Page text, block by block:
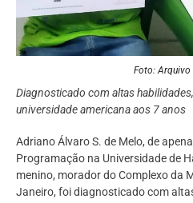
Foto: Arquivo
Diagnosticado com altas
universidade americana aos 7 anos
Adriano Álvaro S. de Melo, de
Programação na Universidade de
menino, morador do Complexo da
Janeiro, foi diagnosticado com